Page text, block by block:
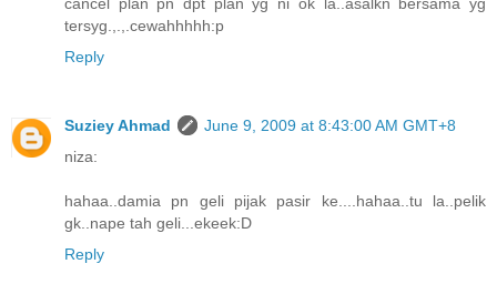
tersyg.,.,.cewahhhhh:p
Reply
Suziey Ahmad
June 9, 2009 at 8:43:00 AM GMT+8
niza:
hahaa..damia pn geli pijak pasir ke....hahaa..tu la..pelik
gk..nape tah geli...ekeek:D
Reply